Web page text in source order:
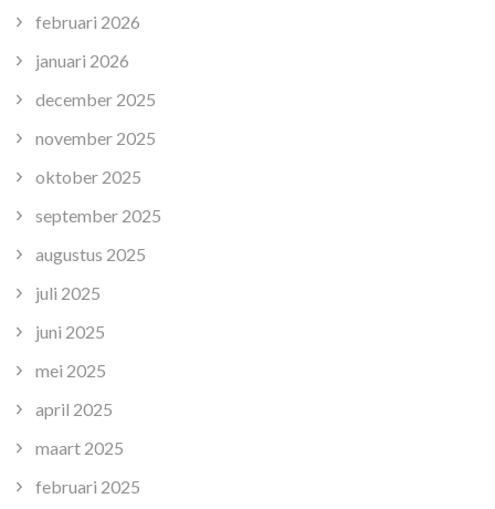
februari 2026
januari 2026
december 2025
november 2025
oktober 2025
september 2025
augustus 2025
juli 2025
juni 2025
mei 2025
april 2025
maart 2025
februari 2025